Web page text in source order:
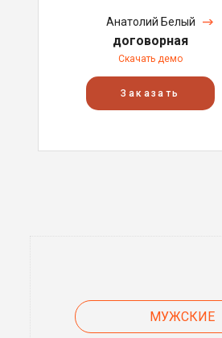
Анатолий Белый
договорная
Скачать демо
Заказать
МУЖСКИЕ